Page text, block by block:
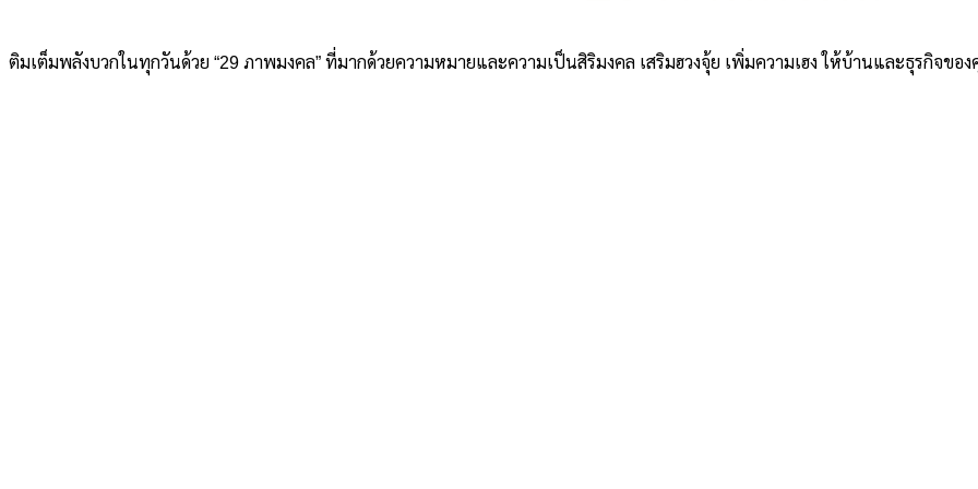
ติมเต็มพลังบวกในทุกวันด้วย “29 ภาพมงคล” ที่มากด้วยความหมายและความเป็นสิริมงคล เสริมฮวงจุ้ย เพิ่มความเฮง ให้บ้านและธุรกิจของ